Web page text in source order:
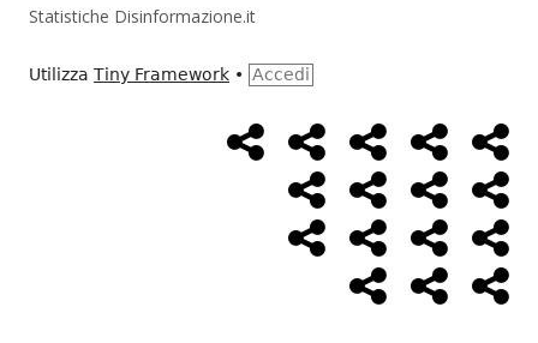
Statistiche Disinformazione.it
Utilizza Tiny Framework • Accedi
MenùHome
Page
Alimentazione
AmbienteBambini
Cancro ControlloEconomia
FarmaciMassoneriaNWO
Salute Storia